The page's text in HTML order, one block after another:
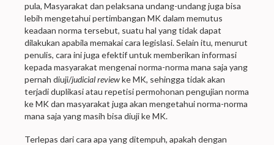
pula, Masyarakat dan pelaksana undang-undang juga bisa
lebih mengetahui pertimbangan MK dalam memutus
keadaan norma tersebut, suatu hal yang tidak dapat
dilakukan apabila memakai cara legislasi. Selain itu, menurut
penulis, cara ini juga efektif untuk memberikan informasi
kepada masyarakat mengenai norma-norma mana saja yang
pernah diuji/judicial reviewke MK, sehingga tidak akan
terjadi duplikasi atau repetisi permohonan pengujian norma
ke MK dan masyarakat juga akan mengetahui norma-norma
mana saja yang masih bisa diuji ke MK.
Terlepas dari cara apa yang ditempuh, apakah dengan